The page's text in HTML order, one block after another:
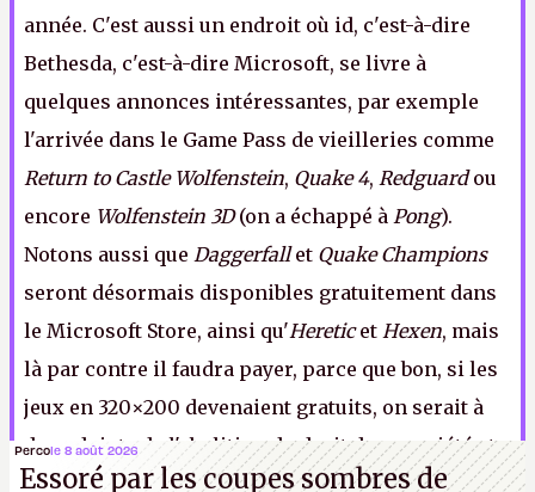
année. C'est aussi un endroit où id, c'est-à-dire
Bethesda, c'est-à-dire Microsoft, se livre à
quelques annonces intéressantes, par exemple
l'arrivée dans le Game Pass de vieilleries comme
Return to Castle Wolfenstein, Quake 4, Redguardou
encore Wolfenstein 3D(on a échappé à Pong).
Notons aussi que Daggerfallet Quake Champions
seront désormais disponibles gratuitement dans
le Microsoft Store, ainsi qu'Hereticet Hexen, mais
là par contre il faudra payer, parce que bon, si les
jeux en 320×200 devenaient gratuits, on serait à
deux doigts de l'abolition du droit de propriété et
de l'effondrement de notre civilisation.LFS
Percole 8 août 2026
Essoré par les coupes sombres de